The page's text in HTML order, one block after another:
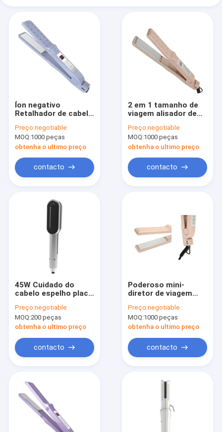
Produtos
Sobre nós
Íon negativo
Retalhador de cabelo
molhado Nano placa
de titânio PTC
Preço:negotiable
MOQ:1000 peças
obtenha o ultimo preço
contacto
2 em 1 tamanho de
viagem alisador de
rizar com bloqueio
seguro e
temperatura
ajustável
Preço:negotiable
MOQ:1000 peças
obtenha o ultimo preço
contacto
45W Cuidado do
cabelo espelho placa
de viagem alisador
com aquecimento
rápido
Preço:negotiable
MOQ:200 peças
obtenha o ultimo preço
contacto
Poderoso mini-
diretor de viagem
temperatura
ajustável
Preço:negotiable
MOQ:1000 peças
obtenha o ultimo preço
contacto